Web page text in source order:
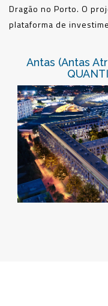
Dragão no Porto. O
plataforma de
Antas (Antas